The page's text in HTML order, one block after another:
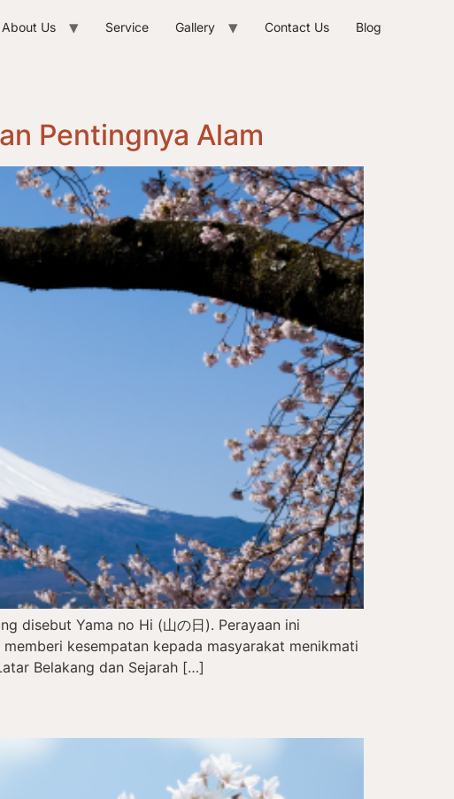
About Us Service Gallery Contact Us Blog
Pentingnya Alam
disebut Yama no Hi (山の日). Perayaan ini
kesempatan kepada masyarakat menikmati
Belakang dan Sejarah […]